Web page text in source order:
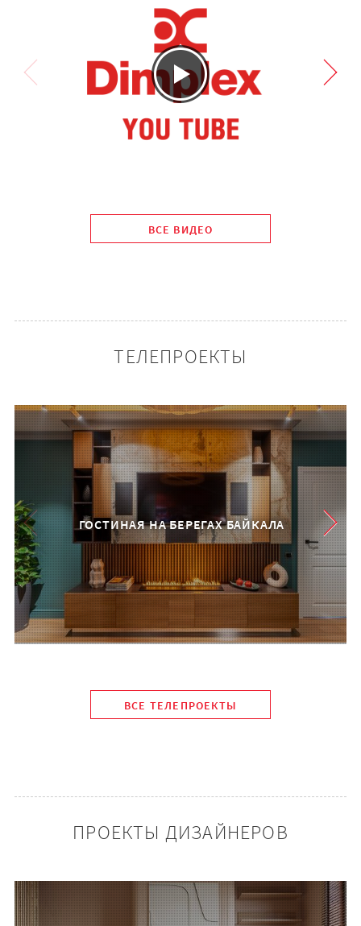
ВСЕ ВИДЕО
ТЕЛЕПРОЕКТЫ
ГОСТИНАЯ НА БЕРЕГАХ БАЙКАЛА
ВСЕ ТЕЛЕПРОЕКТЫ
ПРОЕКТЫ ДИЗАЙНЕРОВ